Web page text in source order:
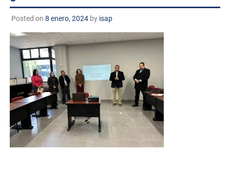
Posted on 8 enero, 2024by isap